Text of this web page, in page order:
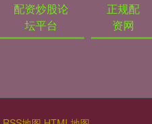
配资炒股论
坛平台
正规配
资网